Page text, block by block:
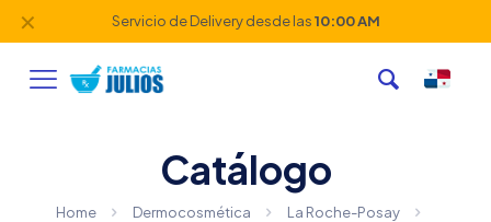
Servicio de Delivery desde las10:00 AM
✕
Catálogo
Home Dermocosmética
La Roche-Posay